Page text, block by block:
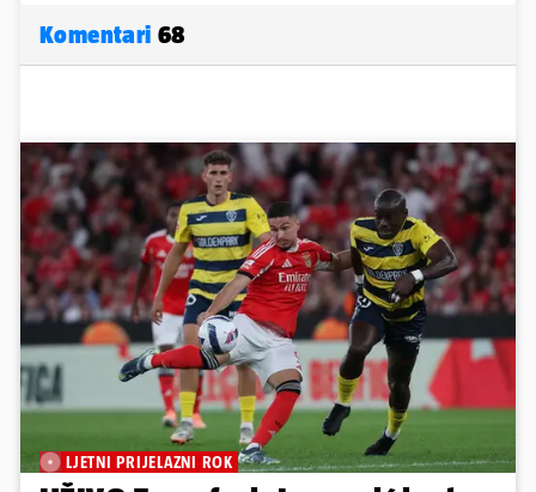
Komentari 68
LJETNI PRIJELAZNI ROK